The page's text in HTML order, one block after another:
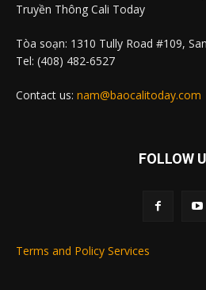
Truyền Thông Cali Today
Tòa soạn: 1310 Tully Road #109,
Tel: (408) 482-6527
Contact us: nam@baocalitoday.com
FOLLOW
Terms and Policy Services